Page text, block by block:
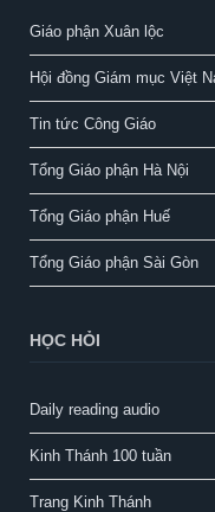
Giáo phận Xuân lộc
Hội đồng Giám mục Việt
Tin tức Công Giáo
Tổng Giáo phận Hà Nội
Tổng Giáo phận Huế
Tổng Giáo phận Sài Gòn
HỌC HỎI
Daily reading audio
Kinh Thánh 100 tuần
Trang Kinh Thánh